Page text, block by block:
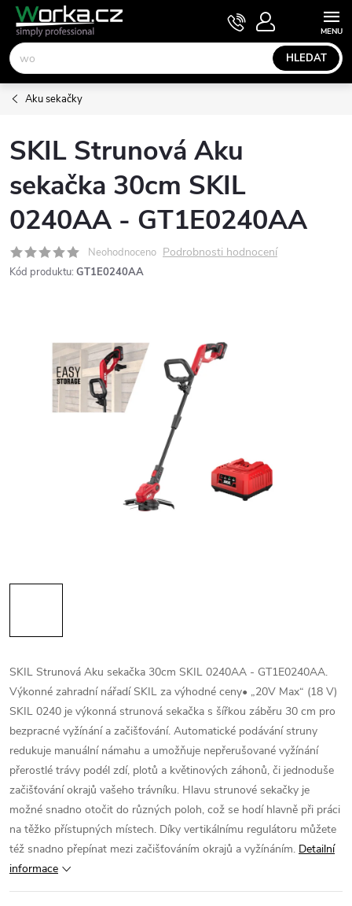
Přejít
obsah
HLEDAT
NÁKUPNÍ
KOŠÍK
Aku sekačky
SKIL Strunová Aku
sekačka 30cm SKIL
0240AA - GT1E0240AA
Neohodnoceno Podrobnosti hodnocení
Kód produktu: GT1E0240AA
SKIL Strunová Aku sekačka 30cm SKIL 0240AA - GT1E0240AA.
Výkonné zahradní nářadí SKIL za výhodné ceny• „20V Max“ (18 V)
SKIL 0240 je výkonná strunová sekačka s šířkou záběru 30 cm pro
bezpracné vyžínání a začišťování. Automatické podávání struny
redukuje manuální námahu a umožňuje nepřerušované vyžínání
přerostlé trávy podél zdí, plotů a květinových záhonů, či jednoduše
začišťování okrajů vašeho trávníku. Hlavu strunové sekačky je
možné snadno otočit do různých poloh, což se hodí hlavně při práci
na těžko přístupných místech. Díky vertikálnímu regulátoru můžete
též snadno přepínat mezi začišťováním okrajů a vyžínáním. Detailní
informace